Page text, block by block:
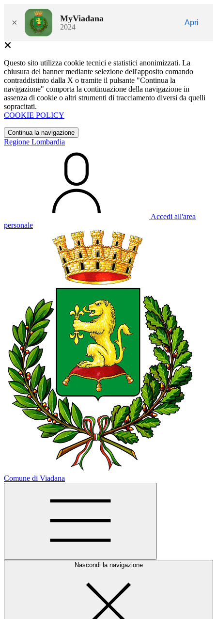
× MyViadana
2024
Apri
Questo sito utilizza cookie tecnici e statistici anonimizzati. La
chiusura del banner mediante selezione dell'apposito comando
contraddistinto dalla X o tramite il pulsante "Continua la
navigazione" comporta la continuazione della navigazione in
assenza di cookie o altri strumenti di tracciamento diversi da quelli
sopracitati.
COOKIE POLICY
Continua la navigazione
Regione Lombardia
Accedi all'area
personale
Comune di Viadana
Nascondi la navigazione